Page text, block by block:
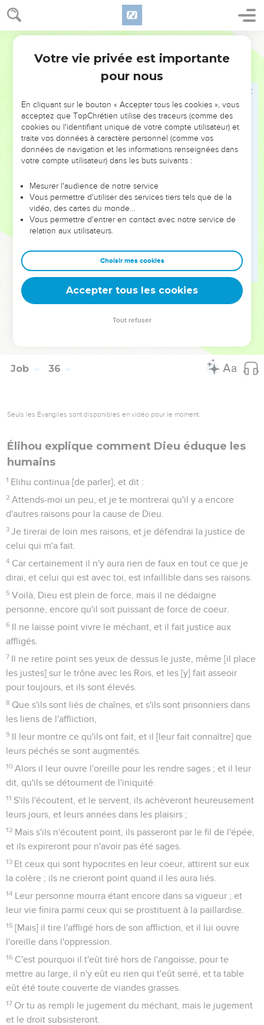
35
8 C'est à un homme, comme tu es, que ta méchanceté [peut
nuire] ; et c'est au fils d'un homme que ta justice [peut être
On fait crier les opprimés par la grandeur [des maux qu'on
leur fait] ; ils crient à cause de la violence des grands.
donne de quoi chanter pendant la nuit ;
Qui nous rend plus éclairés que les animaux de la terre, et
plus intelligents que les oiseaux des cieux ?
On crie donc à cause de la fierté des méchants ; mais Dieu
Cependant [tu ne dois pas dire] que ce soit en vain ; que le
[Dieu] Fort n'écoute point, et que le Tout-puissant n'y a nul
égard.
14
jugement est devant lui ; attends-le donc.
Mais maintenant, ce n'est rien ce que sa colère exécute, et
il n'est point entré fort avant en connaissance de toutes les
choses que tu as faites.
Job donc a ouvert sans raison sa bouche [pour se
Job 36
Seuls les Évangiles sont disponibles en vidéo pour le moment.
Élihou explique comment Dieu éduque les
humains
1 Elihu continua [de parler], et dit :
2 Attends-moi un peu, et je te montrerai qu'il y a encore
d'autres raisons pour la cause de Dieu.
3 Je tirerai de loin mes raisons, et je défendrai la justice de
celui qui m'a fait.
4 Car certainement il n'y aura rien de faux en tout ce que je
dirai, et celui qui est avec toi, est infaillible dans ses raisons.
5 Voilà, Dieu est plein de force, mais il ne dédaigne
personne, encore qu'il soit puissant de force de coeur.
6 Il ne laisse point vivre le méchant, et il fait justice aux
affligés.
7 Il ne retire point ses yeux de dessus le juste, même [il place
les justes] sur le trône avec les Rois, et les [y] fait asseoir
pour toujours, et ils sont élevés.
8 Que s'ils sont liés de chaînes, et s'ils sont prisonniers dans
les liens de l'affliction,
9 Il leur montre ce qu'ils ont fait, et il [leur fait connaître] que
leurs péchés se sont augmentés.
10 Alors il leur ouvre l'oreille pour les rendre sages ; et il leur
dit, qu'ils se détournent de l'iniquité.
11 S'ils l'écoutent, et le servent, ils achèveront heureusement
leurs jours, et leurs années dans les plaisirs ;
12 Mais s'ils n'écoutent point, ils passeront par le fil de l'épée,
et ils expireront pour n'avoir pas été sages.
13 Et ceux qui sont hypocrites en leur coeur, attirent sur eux
la colère ; ils ne crieront point quand il les aura liés.
14 Leur personne mourra étant encore dans sa vigueur ; et
leur vie finira parmi ceux qui se prostituent à la paillardise.
15 [Mais] il tire l'affligé hors de son affliction, et il lui ouvre
l'oreille dans l'oppression.
16 C'est pourquoi il t'eût tiré hors de l'angoisse, pour te
mettre au large, il n'y eût eu rien qui t'eût serré, et ta table
eût été toute couverte de viandes grasses.
17 Or tu as rempli le jugement du méchant, mais le jugement
et le droit subsisteront.
Votre vie privée est importante
pour nous
En cliquant sur le bouton « Accepter tous les cookies », vous
acceptez que TopChrétien utilise des traceurs (comme des
cookies ou l'identifiant unique de votre compte utilisateur) et
traite vos données à caractère personnel (comme vos
données de navigation et les informations renseignées dans
votre compte utilisateur) dans les buts suivants :
Mesurer l'audience de notre service
Vous permettre d'utiliser des services tiers tels que de la
vidéo, des cartes du monde…
Vous permettre d'entrer en contact avec notre service de
relation aux utilisateurs.
Choisir mes cookies
Accepter tous les cookies
Tout refuser